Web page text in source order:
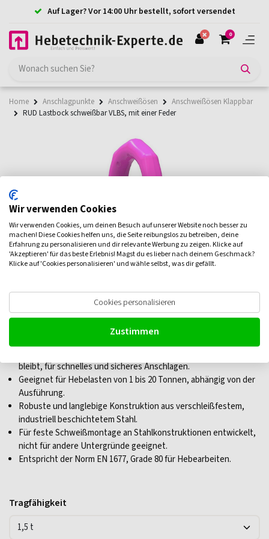
Auf Lager? Vor 14:00 Uhr bestellt, sofort versendet
0
Home Anschlagpunkte Anschweißösen
Anschweißösen Klappbar
RUD Lastbock schweißbar VLBS, mit einer Feder
RUD Lastbock schweißbar VLBS, mit
einer Feder
bleibt, für schnelles und sicheres Anschlagen.
Geeignet für Hebelasten von 1 bis 20 Tonnen, abhängig von der
Ausführung.
Robuste und langlebige Konstruktion aus verschleißfestem,
industriell beschichtetem Stahl.
Für feste Schweißmontage an Stahlkonstruktionen entwickelt,
nicht für andere Untergründe geeignet.
Entspricht der Norm EN 1677, Grade 80 für Hebearbeiten.
Tragfähigkeit
Wir verwenden Cookies
Wir verwenden Cookies, um deinen Besuch auf unserer Website noch besser zu
machen! Diese Cookies helfen uns, die Seite reibungslos zu betreiben, deine
Erfahrung zu personalisieren und dir relevante Werbung zu zeigen. Klicke auf
'Akzeptieren' für das beste Erlebnis! Magst du es lieber nach deinem Geschmack?
Klicke auf 'Cookies personalisieren' und wähle selbst, was dir gefällt.
Cookies personalisieren
Zustimmen